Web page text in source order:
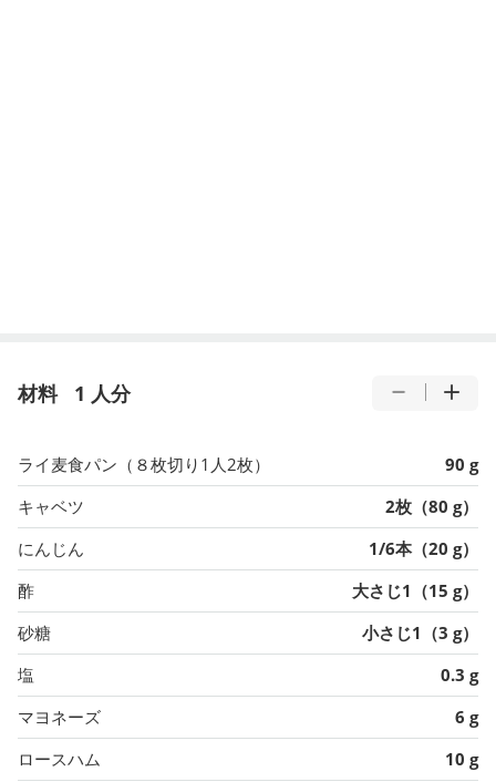
材料 1 人分
ライ麦食パン（８枚切り1人2枚）
90 g
キャベツ
2枚（80 g）
にんじん
1/6本（20 g）
酢
大さじ1（15 g）
砂糖
小さじ1（3 g）
塩
0.3 g
マヨネーズ
6 g
ロースハム
10 g